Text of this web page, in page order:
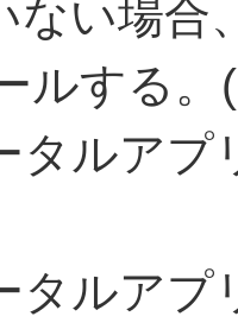
ない場合
ルする
タルアプ
タルアプ